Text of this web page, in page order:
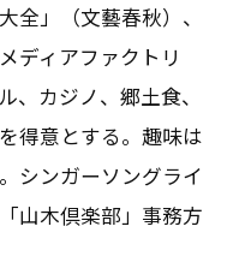
全」（文藝春秋）、
ディアファクトリ
、カジノ、郷土食、
得意とする。趣味は
シンガーソングライ
山木倶楽部」事務方